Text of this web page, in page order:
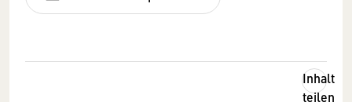
Inhalt
teilen